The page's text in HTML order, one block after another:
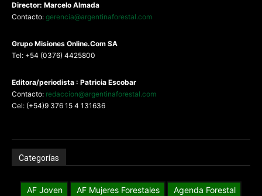
Director: Marcelo Almada
Contacto: gerencia@argentinaforestal.com
Grupo Misiones Online.Com SA
Tel: +54 (0376) 4425800
Editora/periodista : Patricia Escobar
Contacto: redaccion@argentinaforestal.com
Cel: (+54)9 376 15 4 131636
Categorías
AF Joven AF Mujeres Forestales
Agenda Forestal